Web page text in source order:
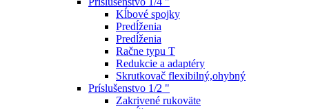
Kĺbové spojky
Predĺženia
Predĺženia
Račne typu T
Redukcie a adaptéry
Skrutkovač flexibilný,ohybný
Príslušenstvo 1/2 "
Zakrivené rukoväte